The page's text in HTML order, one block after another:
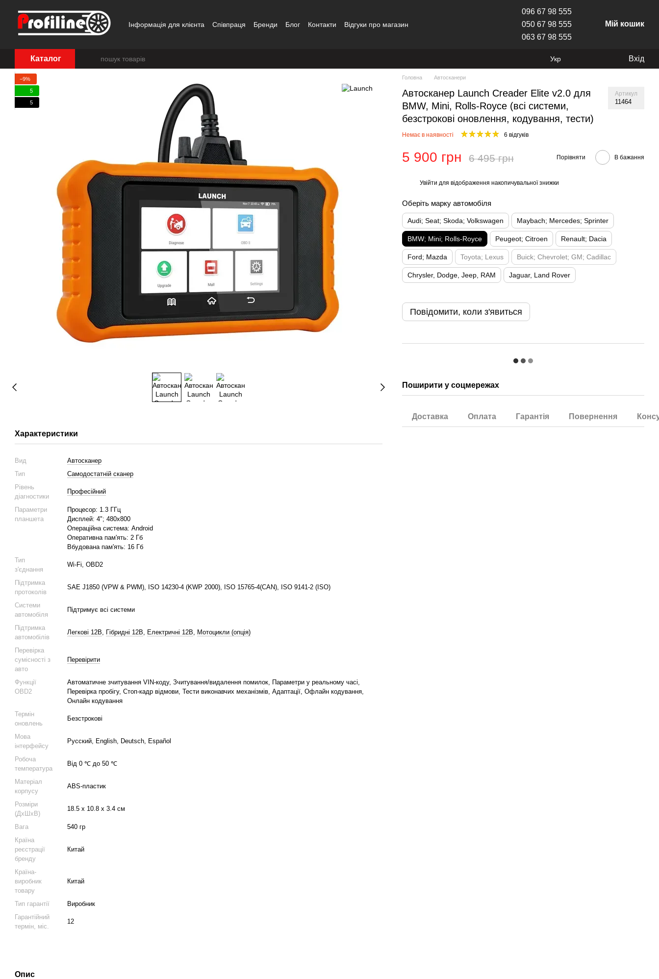
Інформація для клієнта Співпраця Бренди Блог Контакти Відгуки про магазин
096 67 98 555
050 67 98 555
063 67 98 555
Мій кошик
Каталог Укр Вхід
−9%
5
5
Характеристики
Вид
Автосканер
Тип
Самодостатній сканер
Рівень
діагностики
Професійний
Параметри
планшета
Процесор: 1.3 ГГц
Дисплей: 4"; 480х800
Операційна система: Android
Оперативна пам'ять: 2 Гб
Вбудована пам'ять: 16 Гб
Тип
з'єднання
Wi-Fi, OBD2
Підтримка
протоколів
SAE J1850 (VPW & PWM), ISO 14230-4 (KWP 2000), ISO 15765-4(CAN), ISO 9141-2 (ISO)
Системи
автомобіля
Підтримує всі системи
Підтримка
автомобілів
Легкові 12В, Гібридні 12В, Електричні 12В, Мотоцикли (опція)
Перевірка
сумісності з
авто
Перевірити
Функції
OBD2
Автоматичне зчитування VIN-коду, Зчитування/видалення помилок, Параметри у реальному часі,
Перевірка пробігу, Стоп-кадр відмови, Тести виконавчих механізмів, Адаптації, Офлайн кодування,
Онлайн кодування
Термін
оновлень
Безстрокові
Мова
інтерфейсу
Русский, English, Deutsch, Español
Робоча
температура
Від 0 ℃ до 50 ℃
Матеріал
корпусу
ABS-пластик
Розміри
(ДхШхВ)
18.5 х 10.8 х 3.4 см
Вага
540 гр
Країна
реєстрації
бренду
Китай
Країна-
виробник
товару
Китай
Тип гарантії
Виробник
Гарантійний
термін, міс.
12
Головна Автосканери
Автосканер Launch Creader Elite v2.0 для
BMW, Mini, Rolls-Royce (всі системи,
безстрокові оновлення, кодування, тести)
Артикул
11464
Немає в наявності 6 відгуків
5 900 грн 6 495 грн Порівняти В бажання
Увійти для відображення накопичувальної знижки
Оберіть марку автомобіля
Audi; Seat; Skoda; Volkswagen Maybach; Mercedes; Sprinter
BMW; Mini; Rolls-Royce Peugeot; Citroen Renault; Dacia
Ford; Mazda Toyota; Lexus Buick; Chevrolet; GM; Cadillac
Chrysler, Dodge, Jeep, RAM Jaguar, Land Rover
Повідомити, коли з'явиться
Поширити у соцмережах
Доставка Оплата Гарантія Повернення
Опис